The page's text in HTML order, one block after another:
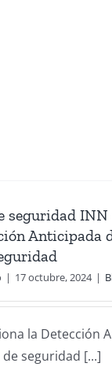
seguridad INN
Anticipada
| 17 octubre, 2024 |
la Detección
seguridad [...]